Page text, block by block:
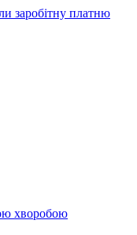
заробітну платню
хворобою